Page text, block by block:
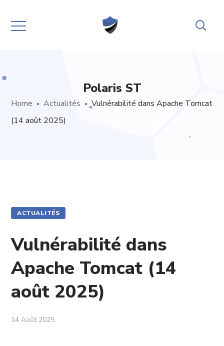
Polaris ST
Home Actualités
Vulnérabilité dans Apache Tomcat
(14 août 2025)
ACTUALITÉS
Vulnérabilité dans
Apache Tomcat (14
août 2025)
14 Août 2025